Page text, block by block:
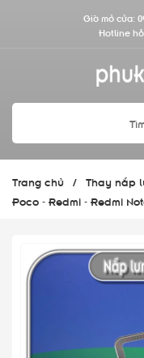
Giờ mở cửa:
Hotline
Trang chủ / Thay nắp
Poco - Redmi - Redmi